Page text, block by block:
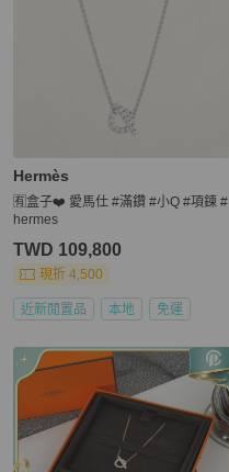
Hermès
🈶️盒子❤️ 愛馬仕 #滿鑽 #小Q #項鍊 #
hermes
TWD 109,800
現折 4,500
近新閒置品 本地 免運